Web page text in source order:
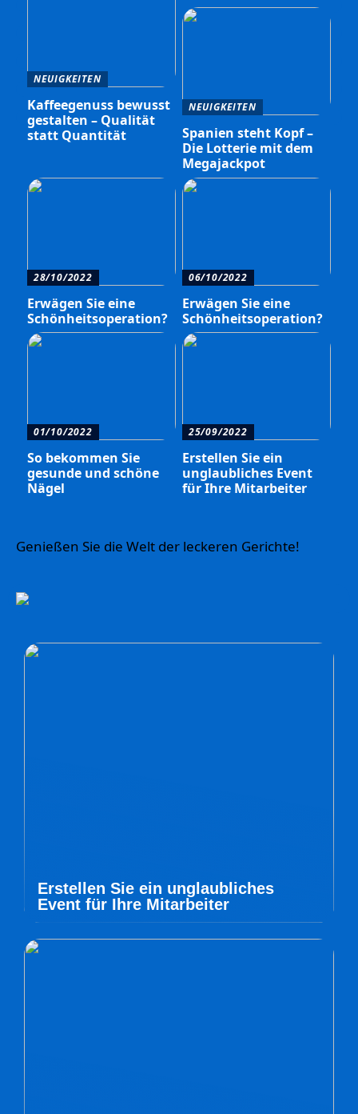
NEUIGKEITEN
Kaffeegenuss bewusst
gestalten – Qualität
statt Quantität
NEUIGKEITEN
Spanien steht Kopf –
Die Lotterie mit dem
Megajackpot
28/10/2022
Erwägen Sie eine
Schönheitsoperation?
06/10/2022
Erwägen Sie eine
Schönheitsoperation?
01/10/2022
So bekommen Sie
gesunde und schöne
Nägel
25/09/2022
Erstellen Sie ein
unglaubliches Event
für Ihre Mitarbeiter
Genießen Sie die Welt der leckeren Gerichte!
Erstellen Sie ein unglaubliches
Event für Ihre Mitarbeiter